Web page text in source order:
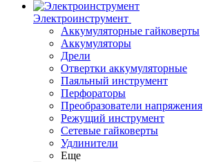
Электроинструмент
Аккумуляторные гайковерты
Аккумуляторы
Дрели
Отвертки аккумуляторные
Паяльный инструмент
Перфораторы
Преобразователи напряжения
Режущий инструмент
Сетевые гайковерты
Удлинители
Еще